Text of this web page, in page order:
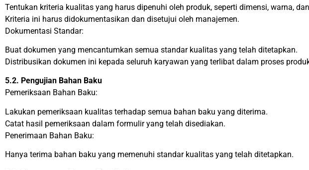
Tentukan kriteria kualitas yang harus dipenuhi oleh produk, seperti dimensi, warna,
Kriteria ini harus didokumentasikan dan disetujui oleh manajemen.
Dokumentasi Standar:
Buat dokumen yang mencantumkan semua standar kualitas yang telah ditetapkan.
Distribusikan dokumen ini kepada seluruh karyawan yang terlibat dalam proses
5.2. Pengujian Bahan Baku
Pemeriksaan Bahan Baku:
Lakukan pemeriksaan kualitas terhadap semua bahan baku yang diterima.
Catat hasil pemeriksaan dalam formulir yang telah disediakan.
Penerimaan Bahan Baku:
Hanya terima bahan baku yang memenuhi standar kualitas yang telah ditetapkan.